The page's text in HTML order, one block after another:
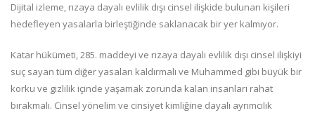
Dijital izleme, rızaya dayalı evlilik dışı cinsel ilişkide bulunan kişileri
hedefleyen yasalarla birleştiğinde saklanacak bir yer kalmıyor.
Katar hükümeti, 285. maddeyi ve rızaya dayalı evlilik dışı cinsel ilişkiyi
suç sayan tüm diğer yasaları kaldırmalı ve Muhammed gibi büyük bir
korku ve gizlilik içinde yaşamak zorunda kalan insanları rahat
bırakmalı. Cinsel yönelim ve cinsiyet kimliğine dayalı ayrımcılık